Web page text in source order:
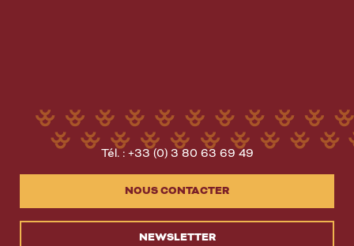
Tél. : +33 (0) 3 80 63 69 49
NOUS CONTACTER
NEWSLETTER